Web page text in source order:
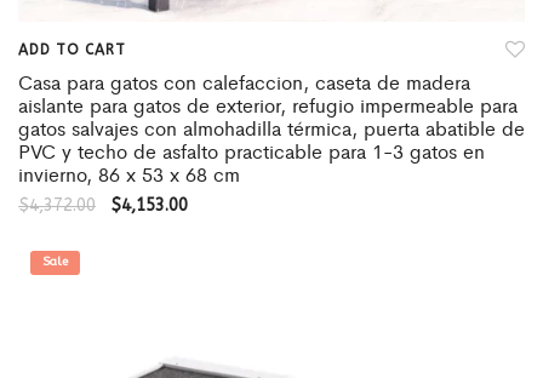
ADD TO CART
Casa para gatos con calefaccion, caseta de madera
aislante para gatos de exterior, refugio impermeable para
gatos salvajes con almohadilla térmica, puerta abatible de
PVC y techo de asfalto practicable para 1-3 gatos en
invierno, 86 x 53 x 68 cm
$4,372.00 $4,153.00
Sale